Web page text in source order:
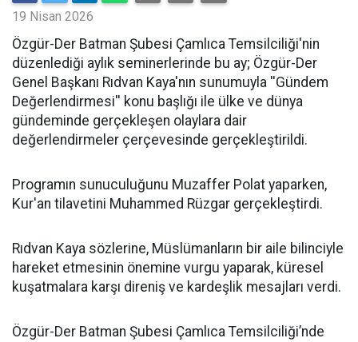
19 Nisan 2026
​Özgür-Der Batman Şubesi Çamlıca Temsilciliği'nin
düzenlediği aylık seminerlerinde bu ay; Özgür-Der
Genel Başkanı Rıdvan Kaya'nın sunumuyla ''Gündem
Değerlendirmesi'' konu başlığı ile ülke ve dünya
gündeminde gerçekleşen olaylara dair
değerlendirmeler çerçevesinde gerçekleştirildi.
Programın sunuculuğunu Muzaffer Polat yaparken,
Kur'an tilavetini Muhammed Rüzgar gerçekleştirdi.
Rıdvan Kaya sözlerine, Müslümanların bir aile bilinciyle
hareket etmesinin önemine vurgu yaparak, küresel
kuşatmalara karşı direniş ve kardeşlik mesajları verdi.
Özgür-Der Batman Şubesi Çamlıca Temsilciliği’nde